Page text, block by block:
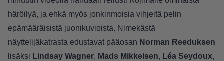
häröilyä, ja ehkä myös jonkinmoisia vihjeitä pelin
epämääräisistä juonikuvioista. Nimekästä
näyttelijäkatrasta edustavat pääosan Norman Reeduksen
lisäksi Lindsay Wagner, Mads Mikkelsen, Léa Seydoux,